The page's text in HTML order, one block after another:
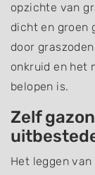
opzichte van
dicht en groen
door
onkruid en het
belopen is.
Zelf
Het leggen